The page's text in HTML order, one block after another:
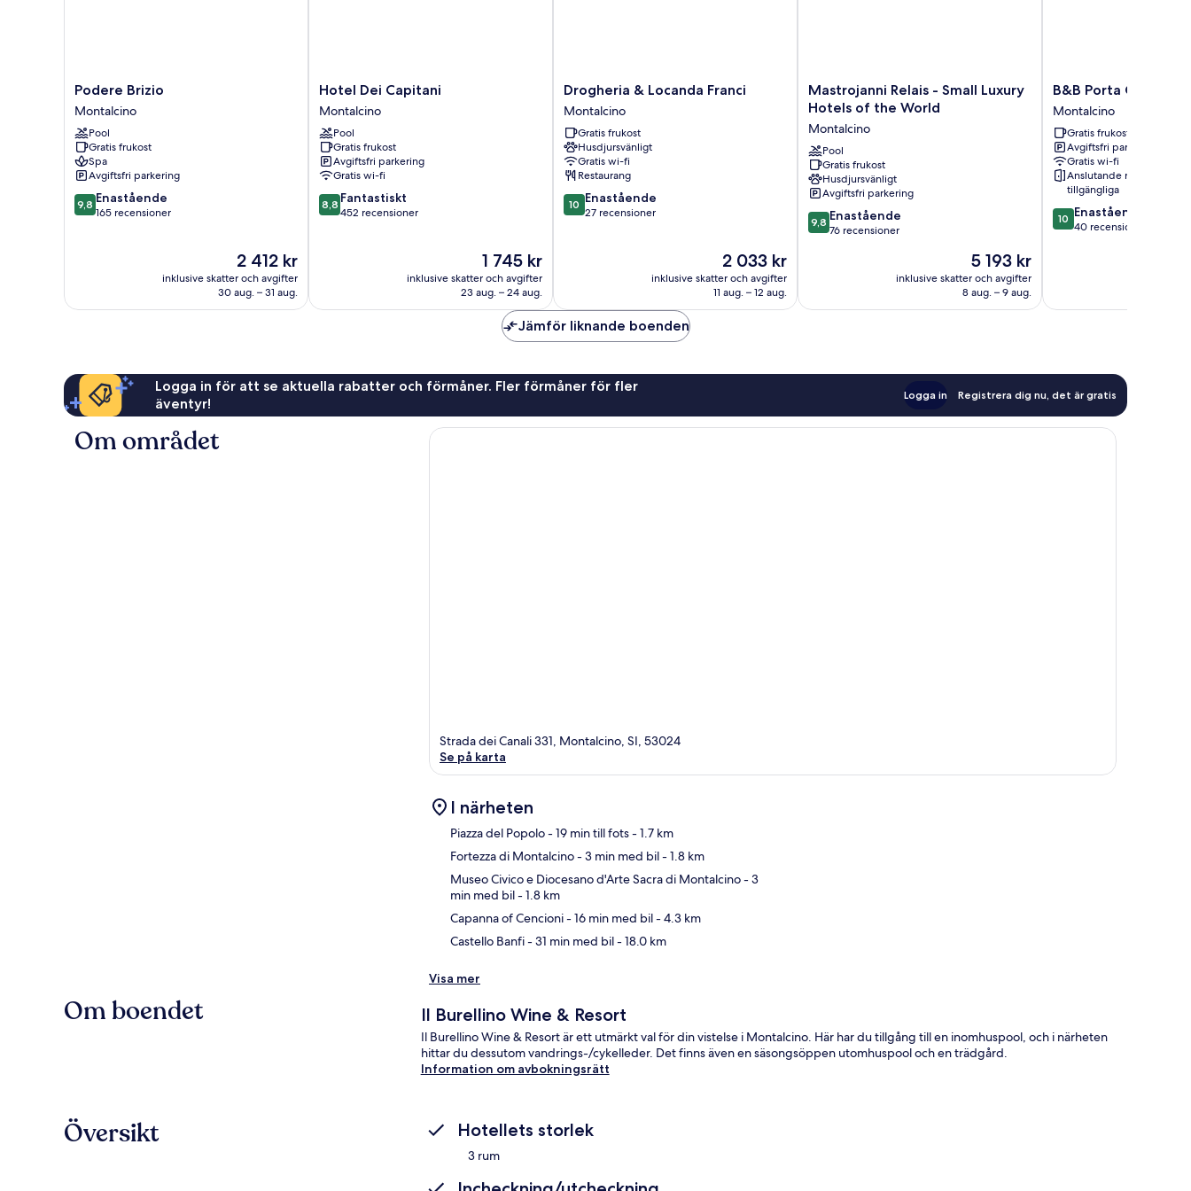
Podere
Brizio
Montalcino
Podere Brizio
Montalcino
Pool
Gratis frukost
Spa
Avgiftsfri parkering
9.8
av
9,8 Enastående
165 recensioner
Priset
är
2 412 kr
2 412 kr
inklusive skatter och avgifter
30 aug. – 31 aug.
Hotel
Dei
Capitani
Montalcino
Hotel Dei Capitani
Montalcino
Pool
Gratis frukost
Avgiftsfri parkering
Gratis wi-fi
8.8
av
8,8 Fantastiskt
452 recensioner
Priset
är
1 745 kr
1 745 kr
inklusive skatter och avgifter
23 aug. – 24 aug.
Drogheria
&
Locanda
Franci
Montalcino
Drogheria & Locanda Franci
Montalcino
Gratis frukost
Husdjursvänligt
Gratis wi-fi
Restaurang
10.0
av
10 Enastående
27 recensioner
Priset
är
2 033 kr
2 033 kr
inklusive skatter och avgifter
11 aug. – 12 aug.
Mastrojanni
Relais
Small
Luxury
Hotels
of
the
World
Montalcino
Mastrojanni Relais - Small Luxury
Hotels of the World
Montalcino
Pool
Gratis frukost
Husdjursvänligt
Avgiftsfri parkering
9.8
av
9,8 Enastående
76 recensioner
Priset
är
5 193 kr
5 193 kr
inklusive skatter och avgifter
8 aug. – 9 aug.
B&B
Porta
Castellana
Montalcino
B&B Porta
Montalcino
Gratis frukost
Avgiftsfri parkering
Gratis wi-fi
Anslutande rum
tillgängliga
10.0
av
10 Enastående
40 recensioner
Jämför liknande boenden
Logga in för att se aktuella rabatter och förmåner. Fler förmåner för fler
äventyr!
Logga in Registrera dig nu, det är gratis
Om området
Strada dei Canali 331, Montalcino, SI, 53024
Se på karta
I närheten
Piazza del Popolo- 19 min till fots- 1.7 km
Fortezza di Montalcino- 3 min med bil- 1.8 km
Museo Civico e Diocesano d'Arte Sacra di Montalcino- 3
min med bil- 1.8 km
Capanna of Cencioni- 16 min med bil- 4.3 km
Castello Banfi- 31 min med bil- 18.0 km
Visa mer
Om boendet Il Burellino Wine & Resort
Il Burellino Wine & Resort är ett utmärkt val för din vistelse i Montalcino. Här har du tillgång till en inomhuspool, och i närheten
hittar du dessutom vandrings-/cykelleder. Det finns även en säsongsöppen utomhuspool och en trädgård.
Information om avbokningsrätt
Översikt Hotellets storlek
3 rum